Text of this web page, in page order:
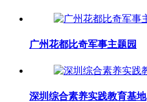
广州花都比奇军事主题园
深圳综合素养实践教育基地